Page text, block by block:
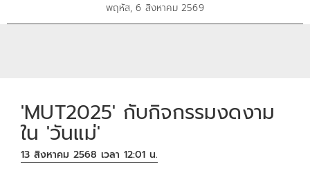
พฤหัส, 6 สิงหาคม 2569
'MUT2025' กับกิจกรรมงดงาม
ใน 'วันแม่'
13 สิงหาคม 2568 เวลา 12:01 น.